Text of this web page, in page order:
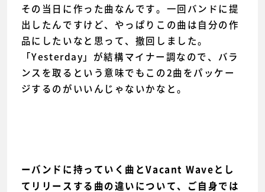
その当日に作った曲なんです。一回バンドに提
出したんですけど、やっぱりこの曲は自分の作
品にしたいなと思って、撤回しました。
「Yesterday」が結構マイナー調なので、バラ
ンスを取るという意味でもこの2曲をパッケー
ジするのがいいんじゃないかなと。
ーバンドに持っていく曲とVacant Waveとし
てリリースする曲の違いについて、ご自身では